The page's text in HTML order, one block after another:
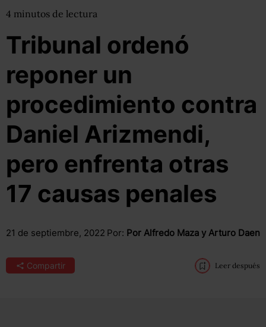
4 minutos de lectura
Tribunal ordenó
reponer un
procedimiento contra
Daniel Arizmendi,
pero enfrenta otras
17 causas penales
21 de septiembre, 2022 Por: Por Alfredo Maza y Arturo Daen
Compartir Leer después